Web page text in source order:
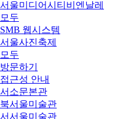
서울미디어시티비엔날레
모두
SMB 웹시스템
서울사진축제
모두
방문하기
접근성 안내
서소문본관
북서울미술관
서서울미술관